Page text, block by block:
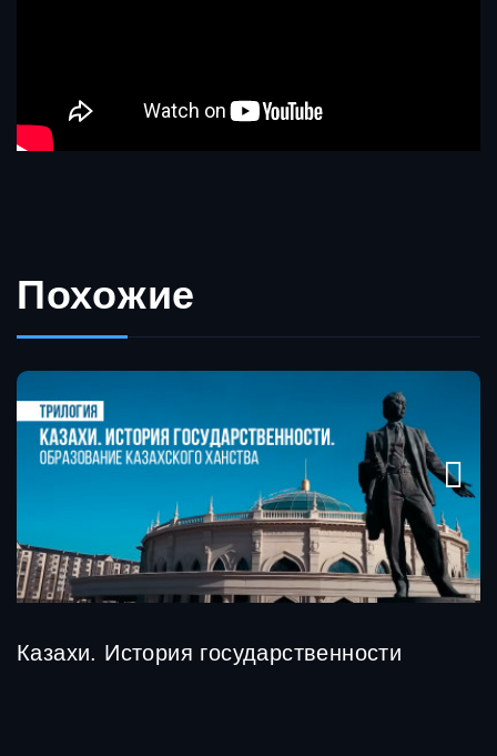
Похожие
Казахи. История государственности